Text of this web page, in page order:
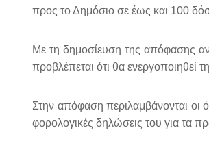
προς το Δημόσιο σε έως και 100
Με τη δημοσίευση της απόφασης
προβλέπεται ότι θα
Στην απόφαση περιλαμβάνονται οι
φορολογικές δηλώσεις του για τα